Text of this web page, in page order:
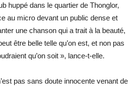
huppé dans le quartier de Thonglor,
au micro devant un public dense et
une chanson qui a trait à la beauté,
être belle telle qu’on est, et non pas
qu’on soit », lance-t-elle.
pas sans doute innocente venant de